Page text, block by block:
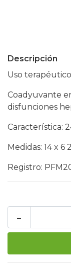
Descripción
Uso
Coadyuvante
disfunciones
Característica:
Medidas: 14 x 6
Registro:
-